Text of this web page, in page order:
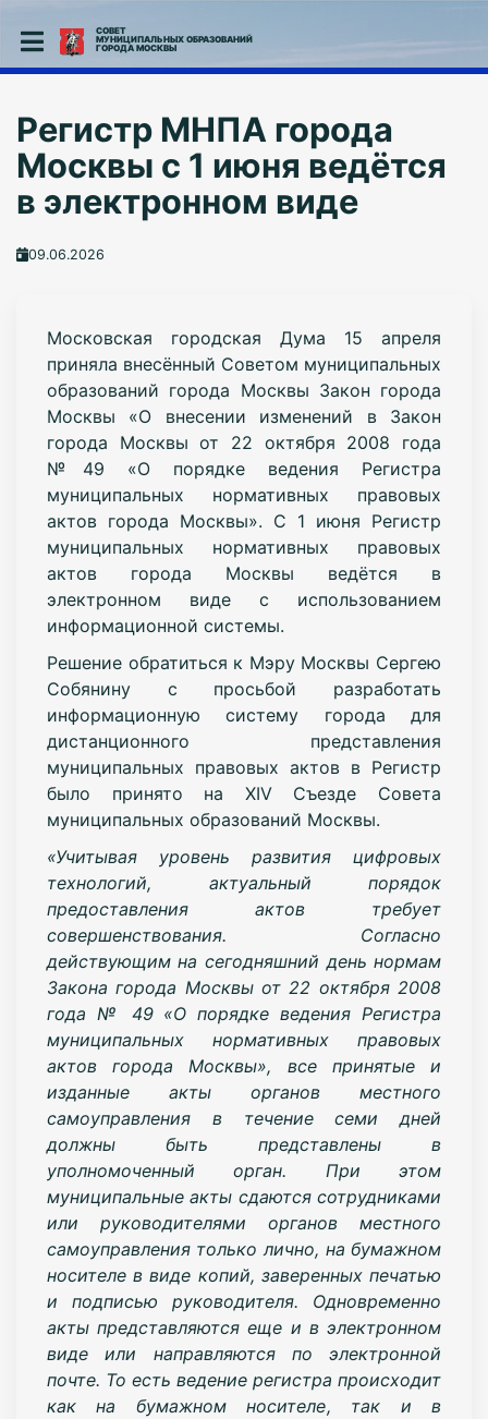
СОВЕТ
МУНИЦИПАЛЬНЫХ ОБРАЗОВАНИЙ
ГОРОДА МОСКВЫ
Регистр МНПА города
Москвы с 1 июня ведётся
в электронном виде
09.06.2026
Московская городская Дума 15 апреля
приняла внесённый Советом муниципальных
образований города Москвы Закон города
Москвы «О внесении изменений в Закон
города Москвы от 22 октября 2008 года
№49 «О порядке ведения Регистра
муниципальных нормативных правовых
актов города Москвы». С 1 июня Регистр
муниципальных нормативных правовых
актов города Москвы ведётся в
электронном виде с использованием
информационной системы.
Решение обратиться к Мэру Москвы Сергею
Собянину с просьбой разработать
информационную систему города для
дистанционного представления
муниципальных правовых актов в Регистр
было принято на ХIV Съезде Совета
муниципальных образований Москвы.
«Учитывая уровень развития цифровых
технологий, актуальный порядок
предоставления актов требует
совершенствования. Согласно
действующим на сегодняшний день нормам
Закона города Москвы от 22 октября 2008
года № 49 «О порядке ведения Регистра
муниципальных нормативных правовых
актов города Москвы», все принятые и
изданные акты органов местного
самоуправления в течение семи дней
должны быть представлены в
уполномоченный орган. При этом
муниципальные акты сдаются сотрудниками
или руководителями органов местного
самоуправления только лично, на бумажном
носителе в виде копий, заверенных печатью
и подписью руководителя. Одновременно
акты представляются еще и в электронном
виде или направляются по электронной
почте. То есть ведение регистра происходит
как на бумажном носителе, так и в